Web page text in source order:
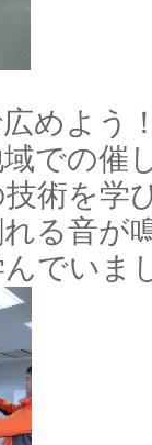
めよう
での催
技術を学
る音が
でいま